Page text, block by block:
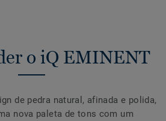
o iQ EMINENT
de pedra natural, afinada e polida,
nova paleta de tons com um